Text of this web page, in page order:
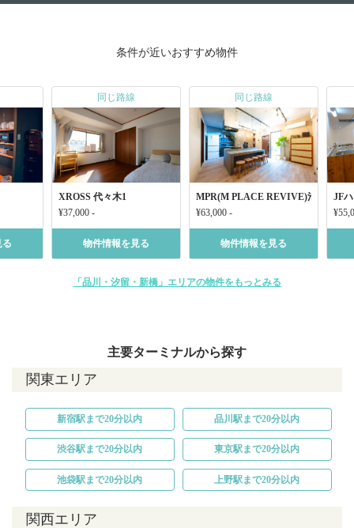
条件が近いおすすめ物件
る
同じ路線
XROSS 代々木1
¥37,000 -
物件情報を見る
同じ路線
MPR(M PLACE REVIVE)池袋三丁目
¥63,000 -
物件情報を見る
JF
「品川・汐留・新橋」エリアの物件をもっとみる
主要ターミナルから探す
関東エリア
新宿駅まで20分以内 品川駅まで20分以内
渋谷駅まで20分以内 東京駅まで20分以内
池袋駅まで20分以内 上野駅まで20分以内
関西エリア